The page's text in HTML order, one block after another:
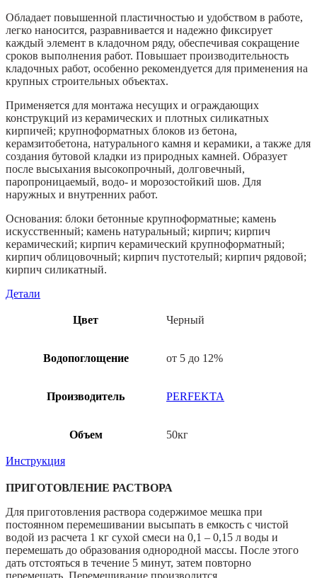
Обладает повышенной пластичностью и удобством в работе,
легко наносится, разравнивается и надежно фиксирует
каждый элемент в кладочном ряду, обеспечивая сокращение
сроков выполнения работ. Повышает производительность
кладочных работ, особенно рекомендуется для применения на
крупных строительных объектах.
Применяется для монтажа несущих и ограждающих
конструкций из керамических и плотных силикатных
кирпичей; крупноформатных блоков из бетона,
керамзитобетона, натурального камня и керамики, а также для
создания бутовой кладки из природных камней. Образует
после высыхания высокопрочный, долговечный,
паропроницаемый, водо- и морозостойкий шов. Для
наружных и внутренних работ.
Основания: блоки бетонные крупноформатные; камень
искусственный; камень натуральный; кирпич; кирпич
керамический; кирпич керамический крупноформатный;
кирпич облицовочный; кирпич пустотелый; кирпич рядовой;
кирпич силикатный.
Детали
Цвет Черный
Водопоглощение от 5 до 12%
Производитель PERFEKTA
Объем 50кг
Инструкция
ПРИГОТОВЛЕНИЕ РАСТВОРА
Для приготовления раствора содержимое мешка при
постоянном перемешивании высыпать в емкость с чистой
водой из расчета 1 кг сухой смеси на 0,1 – 0,15 л воды и
перемешать до образования однородной массы. После этого
дать отстояться в течение 5 минут, затем повторно
перемешать. Перемешивание производится